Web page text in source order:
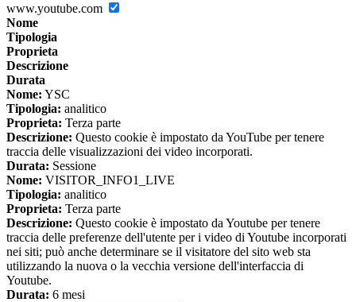
www.youtube.com
Nome
Tipologia
Proprieta
Descrizione
Durata
Nome: YSC
Tipologia: analitico
Proprieta: Terza parte
Descrizione: Questo cookie è impostato da YouTube per tenere
traccia delle visualizzazioni dei video incorporati.
Durata: Sessione
Nome: VISITOR_INFO1_LIVE
Tipologia: analitico
Proprieta: Terza parte
Descrizione: Questo cookie è impostato da Youtube per tenere
traccia delle preferenze dell'utente per i video di Youtube incorporati
nei siti; può anche determinare se il visitatore del sito web sta
utilizzando la nuova o la vecchia versione dell'interfaccia di
Youtube.
Durata: 6 mesi